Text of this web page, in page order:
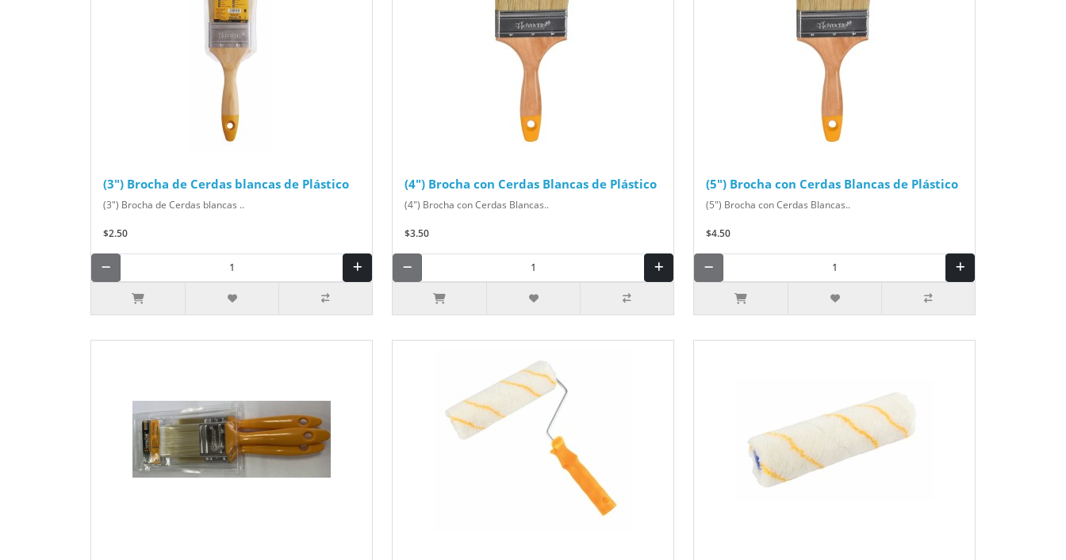
(3") Brocha de Cerdas blancas de Plástico
(3") Brocha de Cerdas blancas ..
$2.50
(4") Brocha con Cerdas Blancas de Plástico
(4") Brocha con Cerdas Blancas..
$3.50
(5") Brocha con Cerdas Blancas de Plástico
(5") Brocha con Cerdas Blancas..
$4.50